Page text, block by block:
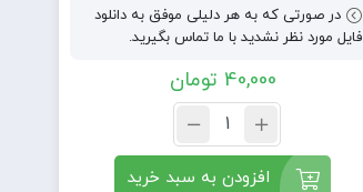
در صورتی که به هر دلیلی موفق به دانلود
فایل مورد نظر نشدید با ما تماس بگیرید.
40,000 تومان
افزودن به سبد خرید